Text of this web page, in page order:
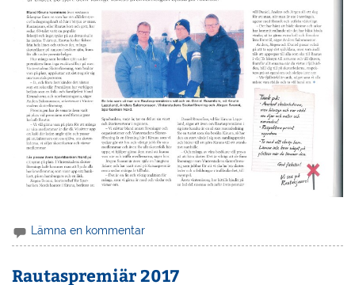
Lämna en kommentar
Rautaspremiär 2017